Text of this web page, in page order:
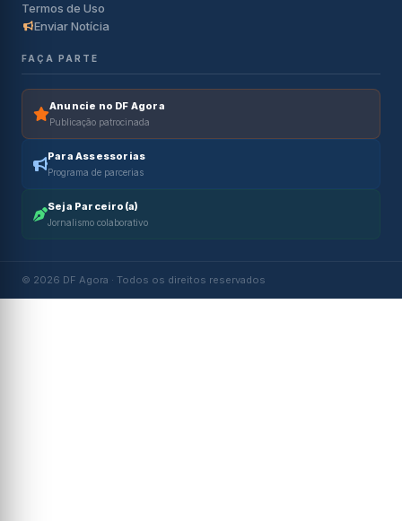
Termos de Uso
Enviar Notícia
FAÇA PARTE
Anuncie no DF Agora
Publicação patrocinada
Para Assessorias
Programa de parcerias
Seja Parceiro(a)
Jornalismo colaborativo
© 2026 DF Agora · Todos os direitos reservados